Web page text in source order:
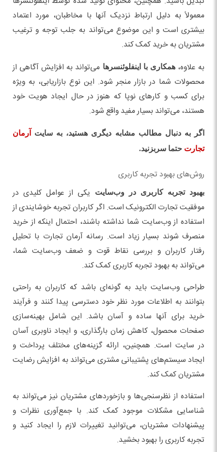
معمولاً به دلیل ارتباط نزدیک آنها با مخاطبان، مورد اعتماد
بیشتری است و این موضوع می‌تواند به جلب توجه و ترغیب
مشتریان به خرید کمک کند.
به علاوه،همکاری با اینفلوئنسرها می‌تواند به افزایش آگاهی از
محصولات شما در بازار منجر شود. این نوع بازاریابی، به ویژه
برای کسب و کارهای نوپا که هنوز در حال ایجاد هویت خود
هستند، می‌تواند بسیار مفید واقع شود.
اگر به دنبال مطالب مشابه دیگری هستید، به سایت
آرمان
تجارت حتما سربزنید.
روش‌های بهبود تجربه کاربری
بهبود تجربه کاربری در وب‌سایت
یکی از عوامل کلیدی در
موفقیت تجارت الکترونیک است. اگر کاربران تجربه خوشایندی از
استفاده از وب‌سایت شما نداشته باشند، احتمال اینکه از خرید
منصرف شوند بسیار زیاد است. رسانه آرمان تجارت با تحلیل
رفتار کاربران و بررسی نقاط قوت و ضعف وب‌سایت شما،
می‌تواند به بهبود تجربه کاربری کمک کند.
طراحی وب‌سایت باید به گونه‌ای باشد که کاربران به راحتی
بتوانند به اطلاعات مورد نظر خود دسترسی پیدا کنند و فرآیند
خرید برای آنها ساده و آسان باشد. این شامل بهینه‌سازی
صفحات محصول، کاهش زمان بارگذاری، و ایجاد ناوبری آسان
در سایت است. همچنین، ارائه گزینه‌های مختلف پرداخت و
ایجاد سیستم‌های پشتیبانی مشتری می‌تواند به افزایش رضایت
مشتریان کمک کند.
استفاده از نظرسنجی‌ها و بازخوردهای مشتریان نیز می‌تواند به
شناسایی مشکلات موجود کمک کند. با جمع‌آوری نظرات و
پیشنهادات مشتریان، می‌توانید تغییرات لازم را ایجاد کنید و
تجربه کاربری را بهبود بخشید.